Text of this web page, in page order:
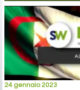
24 gennaio 2023